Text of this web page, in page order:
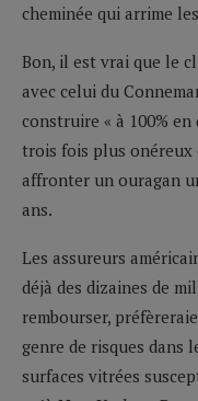
cheminée qui arrime
Bon, il est vrai que le
avec celui du
construire « à 100% en
trois fois plus onéreux
affronter un ouragan
ans.
Les assureurs
déjà des dizaines de
rembourser,
genre de risques dans
surfaces vitrées